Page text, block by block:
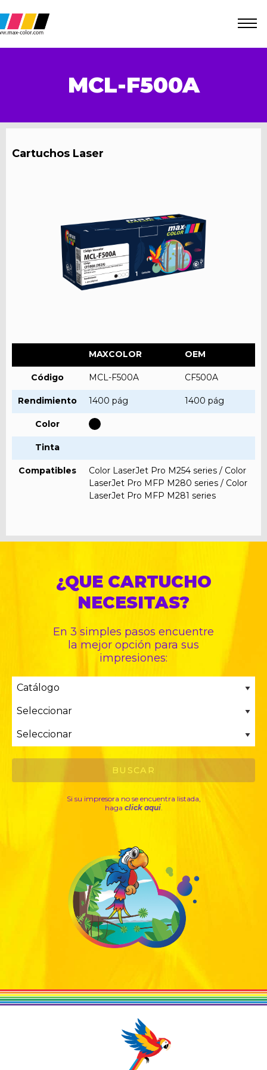
MCL-F500A
Cartuchos Laser
MAXCOLOR OEM
Código MCL-F500A CF500A
Rendimiento 1400 pág 1400 pág
Color
Tinta
Compatibles
Color LaserJet Pro M254 series / Color
LaserJet Pro MFP M280 series / Color
LaserJet Pro MFP M281 series
¿QUE CARTUCHO
NECESITAS?
En 3 simples pasos encuentre
la mejor opción para sus
impresiones:
Si su impresora no se encuentra listada,
haga click aqui.